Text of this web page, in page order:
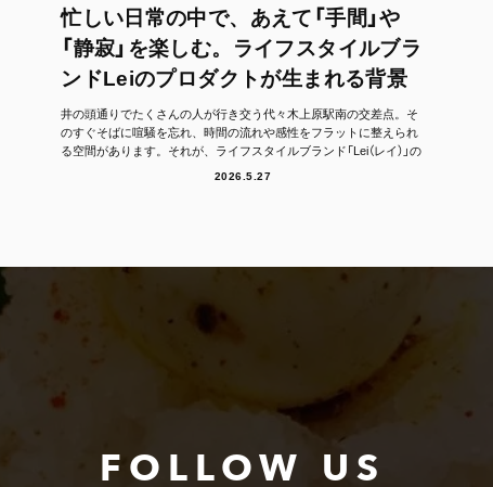
忙しい日常の中で、あえて「手間」や
「静寂」を楽しむ。ライフスタイルブラ
ンドLeiのプロダクトが生まれる背景
井の頭通りでたくさんの人が行き交う代々木上原駅南の交差点。そ
のすぐそばに喧騒を忘れ、時間の流れや感性をフラットに整えられ
る空間があります。それが、ライフスタイルブランド「Lei（レイ）」の
2026.5.27
FOLLOW US